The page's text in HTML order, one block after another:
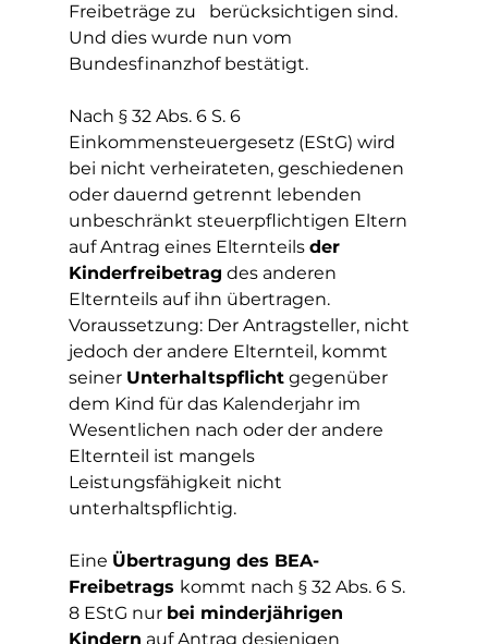
Freibeträge zu   berücksichtigen sind.
Und dies wurde nun vom
Bundesfinanzhof bestätigt.
Nach § 32 Abs. 6 S. 6
Einkommensteuergesetz (EStG) wird
bei nicht verheirateten, geschiedenen
oder dauernd getrennt lebenden
unbeschränkt steuerpflichtigen Eltern
auf Antrag eines Elternteils der
Kinderfreibetrag des anderen
Elternteils auf ihn übertragen.
Voraussetzung: Der Antragsteller, nicht
jedoch der andere Elternteil, kommt
seiner Unterhaltspflicht gegenüber
dem Kind für das Kalenderjahr im
Wesentlichen nach oder der andere
Elternteil ist mangels
Leistungsfähigkeit nicht
unterhaltspflichtig.
Eine Übertragung des BEA-
Freibetrags kommt nach § 32 Abs. 6 S.
8 EStG nur bei minderjährigen
Kindern auf Antrag desjenigen